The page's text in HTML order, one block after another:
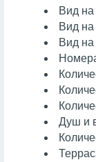
Вид на
Вид на
Вид на
Душ и